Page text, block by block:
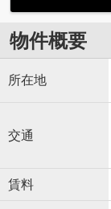
物件概要
所在地
交通
賃料